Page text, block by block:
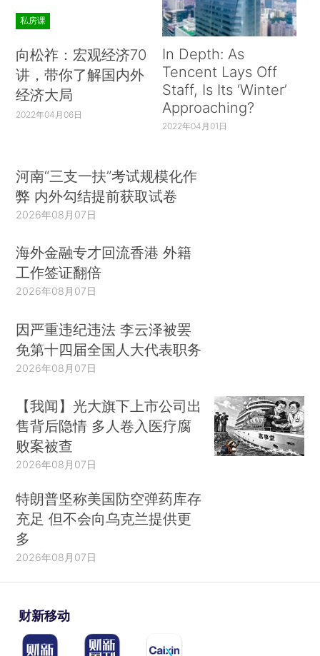
私房课
向松祚：宏观经济70
讲，带你了解国内外
经济大局
2022年04月06日
In Depth: As
Tencent Lays Off
Staff, Is Its ‘Winter’
Approaching?
2022年04月01日
河南“三支一扶”考试规模化作
弊 内外勾结提前获取试卷
2026年08月07日
海外金融专才回流香港 外籍
工作签证翻倍
2026年08月07日
因严重违纪违法 李云泽被罢
免第十四届全国人大代表职务
2026年08月07日
【我闻】光大旗下上市公司出
售背后隐情 多人卷入医疗腐
败案被查
2026年08月07日
特朗普坚称美国防空弹药库存
充足 但不会向乌克兰提供更
多
2026年08月07日
财新移动